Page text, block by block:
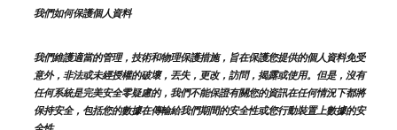
我們如何保護個人資料
我們維護適當的管理，技術和物理保護措施，旨在保護您提供的個人資料免受
意外，非法或未經授權的破壞，丟失，更改，訪問，揭露或使用。但是，沒有
任何系統是完美安全零疑慮的，我們不能保證有關您的資訊在任何情況下都將
保持安全，包括您的數據在傳輸給我們期間的安全性或您行動裝置上數據的安